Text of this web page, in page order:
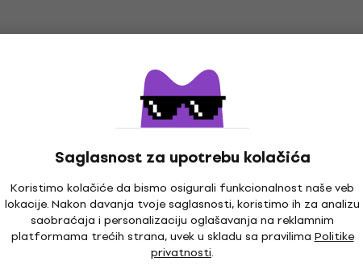
Saglasnost za upotrebu kolačića
Koristimo kolačiće da bismo osigurali funkcionalnost naše veb
lokacije. Nakon davanja tvoje saglasnosti, koristimo ih za analizu
saobraćaja i personalizaciju oglašavanja na reklamnim
platformama trećih strana, uvek u skladu sa pravilimaPolitike
privatnosti.
Boja prema proizvođaču